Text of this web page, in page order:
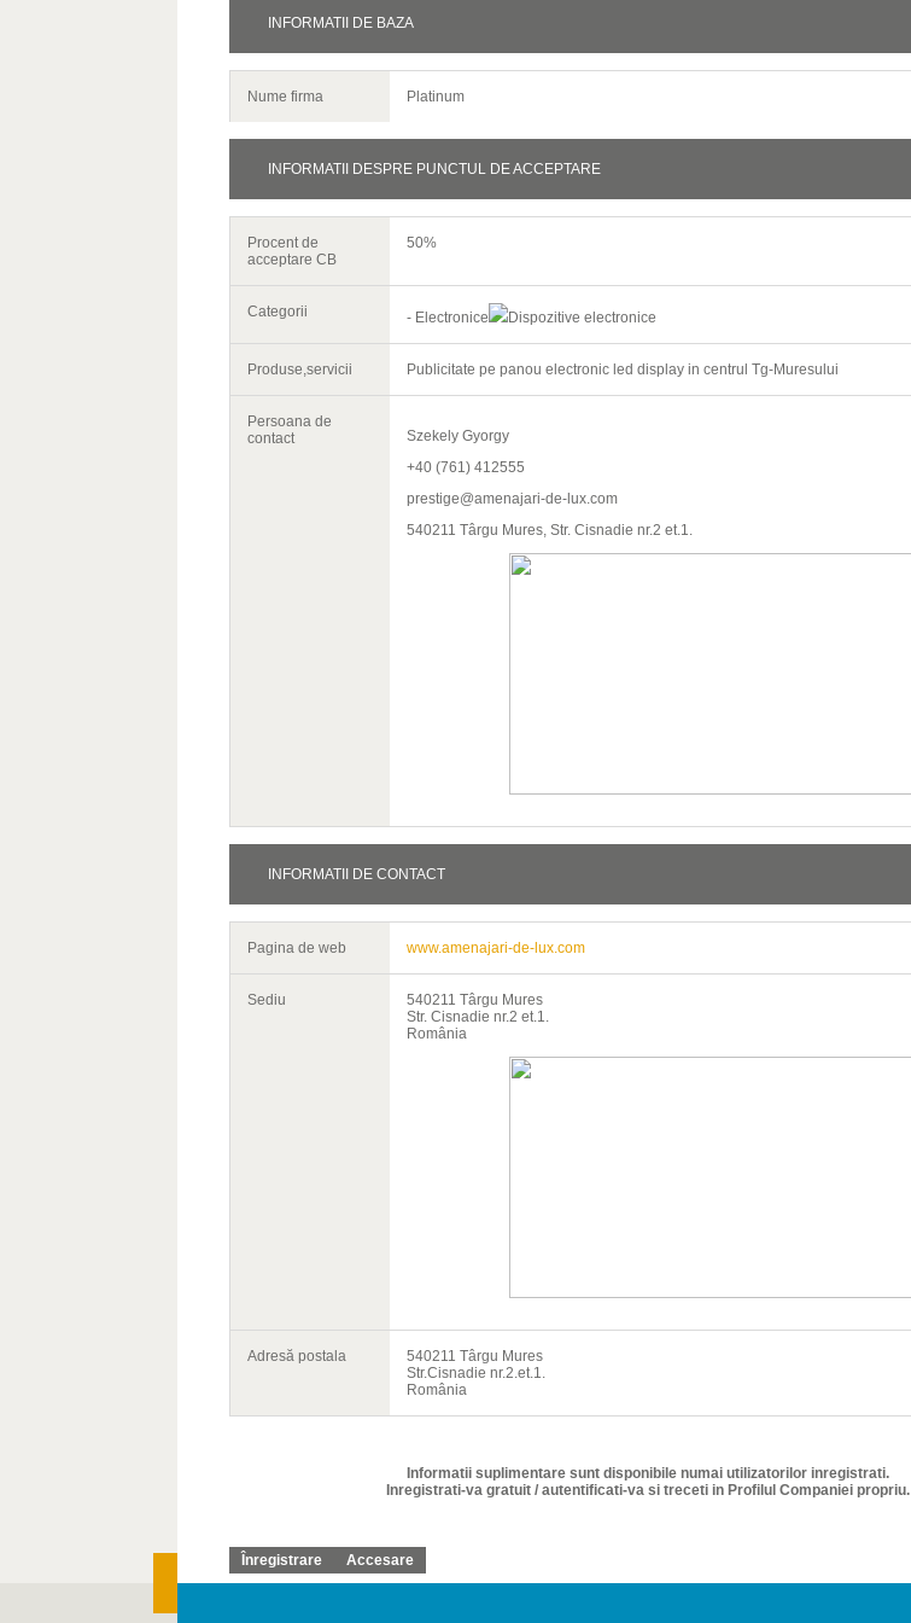
INFORMATII DE BAZA
Nume firma Platinum
INFORMATII DESPRE PUNCTUL DE ACCEPTARE
Procent de
acceptare CB
50%
Categorii - Electronice Dispozitive electronice
Produse,servicii Publicitate pe panou electronic led display in centrul Tg-Muresului
Persoana de
contact
Szekely Gyorgy
+40 (761) 412555
prestige@amenajari-de-lux.com
540211 Târgu Mures, Str. Cisnadie nr.2 et.1.
INFORMATII DE CONTACT
Pagina de web www.amenajari-de-lux.com
Sediu
540211 Târgu Mures
Str. Cisnadie nr.2 et.1.
România
Adresă postala
540211 Târgu Mures
Str.Cisnadie nr.2.et.1.
România
Informatii suplimentare sunt disponibile numai utilizatorilor inregistrati.
Inregistrati-va gratuit / autentificati-va si treceti in Profilul Companiei propriu.
Înregistrare Accesare